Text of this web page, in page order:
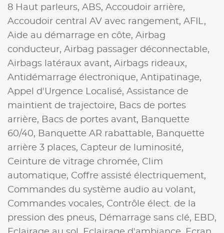
8 Haut parleurs, ABS, Accoudoir arrière,
Accoudoir central AV avec rangement, AFIL,
Aide au démarrage en côte, Airbag
conducteur, Airbag passager déconnectable,
Airbags latéraux avant, Airbags rideaux,
Antidémarrage électronique, Antipatinage,
Appel d'Urgence Localisé, Assistance de
maintient de trajectoire, Bacs de portes
arrière, Bacs de portes avant, Banquette
60/40, Banquette AR rabattable, Banquette
arrière 3 places, Capteur de luminosité,
Ceinture de vitrage chromée, Clim
automatique, Coffre assisté électriquement,
Commandes du système audio au volant,
Commandes vocales, Contrôle élect. de la
pression des pneus, Démarrage sans clé, EBD,